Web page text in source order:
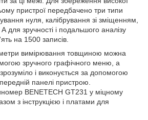
пристрої передбачено три типи
нуля, калібрування зі зміщенням,
для зручності і подальшого аналізу
на 1500 записів.
вимірювання товщиною можна
зручного графічного меню, а
і виконується за допомогою
панелі пристрою.
BENETECH GT231 у міцному
з інструкцією і платами для